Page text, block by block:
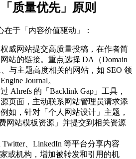
质量优先」原则
于「内容价值驱动」：
威网站提交高质量投稿，在作者简
站的链接。重点选择 DA（Domain
与主题高度相关的网站，如 SEO 领
Journal。
Ahrefs 的「Backlink Gap」工具，
页面，主动联系网站管理员请求添
如，针对「个人网站设计」主题，
网站模板资源」并提交到相关资源
、LinkedIn 等平台分享内容
或机构，增加被转发和引用的机